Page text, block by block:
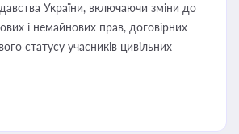
України, включаючи зміни до
і немайнових прав, договірних
статусу учасників цивільних